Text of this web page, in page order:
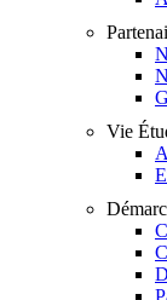
Vie